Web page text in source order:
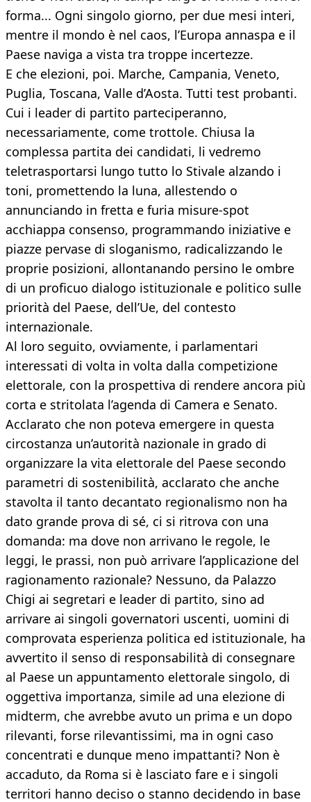
forma... Ogni singolo giorno, per due mesi interi,
mentre il mondo è nel caos, l’Europa annaspa e il
Paese naviga a vista tra troppe incertezze.
E che elezioni, poi. Marche, Campania, Veneto,
Puglia, Toscana, Valle d’Aosta. Tutti test probanti.
Cui i leader di partito parteciperanno,
necessariamente, come trottole. Chiusa la
complessa partita dei candidati, li vedremo
teletrasportarsi lungo tutto lo Stivale alzando i
toni, promettendo la luna, allestendo o
annunciando in fretta e furia misure-spot
acchiappa consenso, programmando iniziative e
piazze pervase di sloganismo, radicalizzando le
proprie posizioni, allontanando persino le ombre
di un proficuo dialogo istituzionale e politico sulle
priorità del Paese, dell’Ue, del contesto
internazionale.
Al loro seguito, ovviamente, i parlamentari
interessati di volta in volta dalla competizione
elettorale, con la prospettiva di rendere ancora più
corta e stritolata l’agenda di Camera e Senato.
Acclarato che non poteva emergere in questa
circostanza un’autorità nazionale in grado di
organizzare la vita elettorale del Paese secondo
parametri di sostenibilità, acclarato che anche
stavolta il tanto decantato regionalismo non ha
dato grande prova di sé, ci si ritrova con una
domanda: ma dove non arrivano le regole, le
leggi, le prassi, non può arrivare l’applicazione del
ragionamento razionale? Nessuno, da Palazzo
Chigi ai segretari e leader di partito, sino ad
arrivare ai singoli governatori uscenti, uomini di
comprovata esperienza politica ed istituzionale, ha
avvertito il senso di responsabilità di consegnare
al Paese un appuntamento elettorale singolo, di
oggettiva importanza, simile ad una elezione di
midterm, che avrebbe avuto un prima e un dopo
rilevanti, forse rilevantissimi, ma in ogni caso
concentrati e dunque meno impattanti? Non è
accaduto, da Roma si è lasciato fare e i singoli
territori hanno deciso o stanno decidendo in base